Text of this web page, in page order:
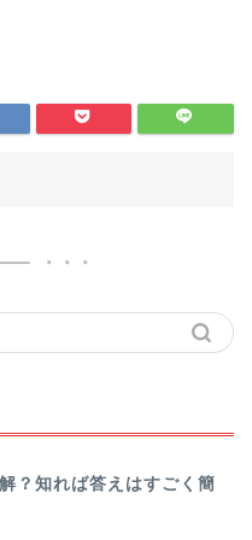
？知れば答えはすごく簡